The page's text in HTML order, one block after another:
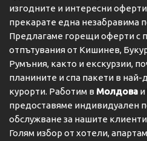
изгодните и интересни оферти
прекарате една незабравима
Предлагаме горещи оферти с
отпътувания от Кишинев,
Румъния, както и екскурзии,
планините и спа пакети в
курорти. Работим в Молдова и
предоставяме индивидуален
обслужване за нашите
Голям избор от хотели,